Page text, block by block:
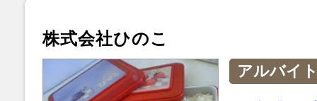
株式会社ひのこ
アルバイ